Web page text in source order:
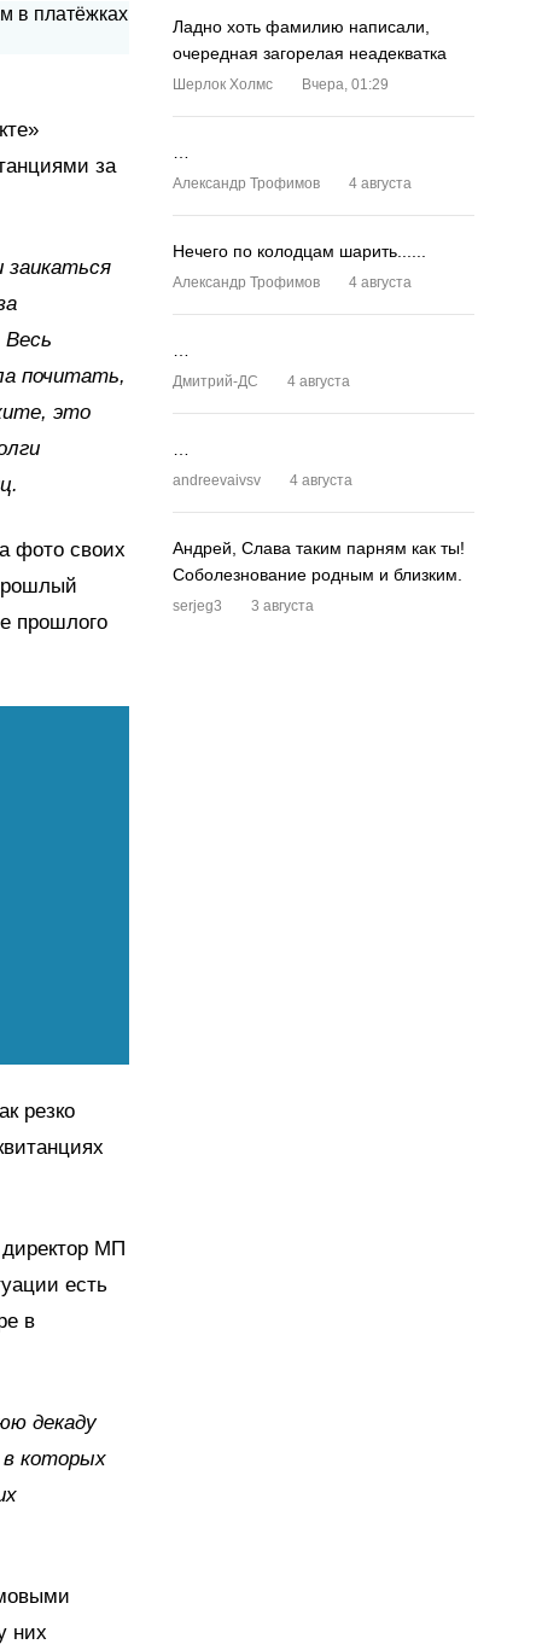
за
почитать,
это
фото своих
прошлого
резко
МП
есть
в
декаду
которых
них
Ладно хоть фамилию написали,
очередная загорелая неадекватка
Шерлок Холмс Вчера, 01:29
Александр Трофимов 4 августа
Нечего по колодцам шарить......
Александр Трофимов 4 августа
Дмитрий-ДС 4 августа
andreevaivsv 4 августа
Андрей, Слава таким парням как ты!
Соболезнование родным и близким.
serjeg3 3 августа